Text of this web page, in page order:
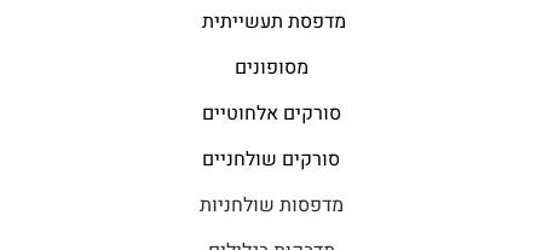
מדפסת תעשייתית
מסופונים
סורקים אלחוטיים
סורקים שולחניים
מדפסות שולחניות